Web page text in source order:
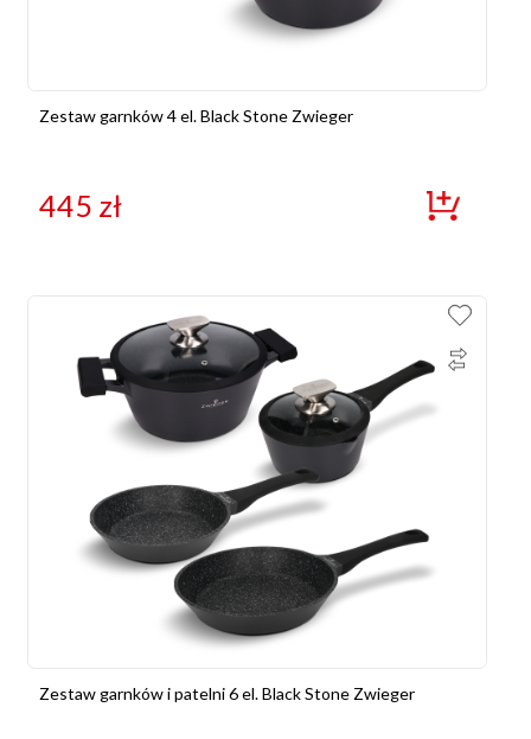
Zestaw garnków 4 el. Black Stone Zwieger
445 zł
Zestaw garnków i patelni 6 el. Black Stone Zwieger